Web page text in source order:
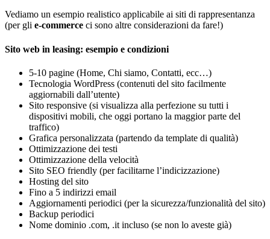
Vediamo un esempio realistico applicabile ai siti di rappresentanza
(per gli e-commerce ci sono altre considerazioni da fare!)
Sito web in leasing: esempio e condizioni
5-10 pagine (Home, Chi siamo, Contatti, ecc…)
Tecnologia WordPress (contenuti del sito facilmente
aggiornabili dall’utente)
Sito responsive (si visualizza alla perfezione su tutti i
dispositivi mobili, che oggi portano la maggior parte del
traffico)
Grafica personalizzata (partendo da template di qualità)
Ottimizzazione dei testi
Ottimizzazione della velocità
Sito SEO friendly (per facilitarne l’indicizzazione)
Hosting del sito
Fino a 5 indirizzi email
Aggiornamenti periodici (per la sicurezza/funzionalità del sito)
Backup periodici
Nome dominio .com, .it incluso (se non lo aveste già)